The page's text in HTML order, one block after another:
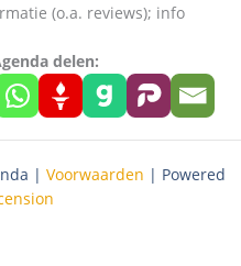
(o.a. reviews); info
delen:
| Voorwaarden | Powered